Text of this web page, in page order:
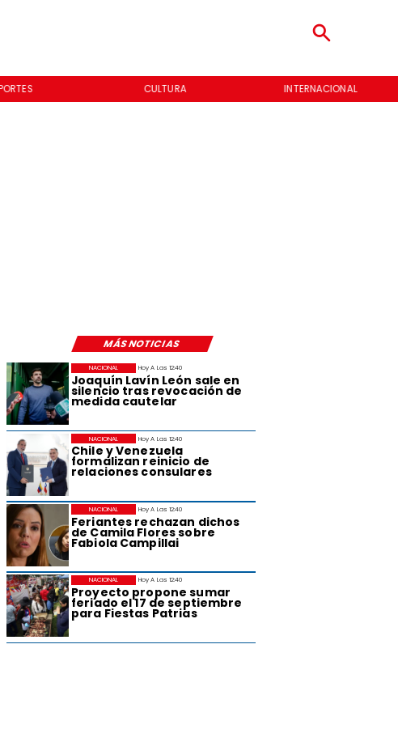
CULTURA INTERNACIONAL
MÁS NOTICIAS
Hoy A Las 12:40
Joaquín Lavín León sale en
silencio tras revocación de
medida cautelar
NACIONAL
Hoy A Las 12:40
Chile y Venezuela
formalizan reinicio de
relaciones consulares
NACIONAL
Hoy A Las 12:40
Feriantes rechazan dichos
de Camila Flores sobre
Fabiola Campillai
NACIONAL
Hoy A Las 12:40
Proyecto propone sumar
feriado el 17 de septiembre
para Fiestas Patrias
NACIONAL